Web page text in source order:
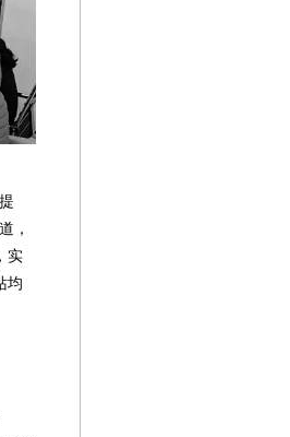
，
实
均